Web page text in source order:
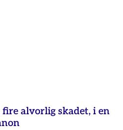
alvorlig skadet, i en